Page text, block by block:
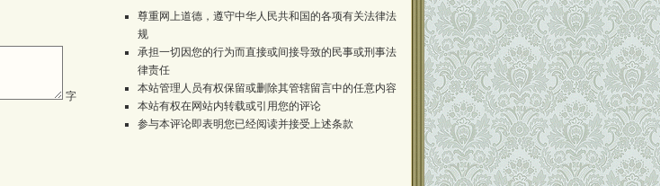
字
尊重网上道德，遵守中华人民共和国的各项有关法律法
规
承担一切因您的行为而直接或间接导致的民事或刑事法
律责任
本站管理人员有权保留或删除其管辖留言中的任意内容
本站有权在网站内转载或引用您的评论
参与本评论即表明您已经阅读并接受上述条款